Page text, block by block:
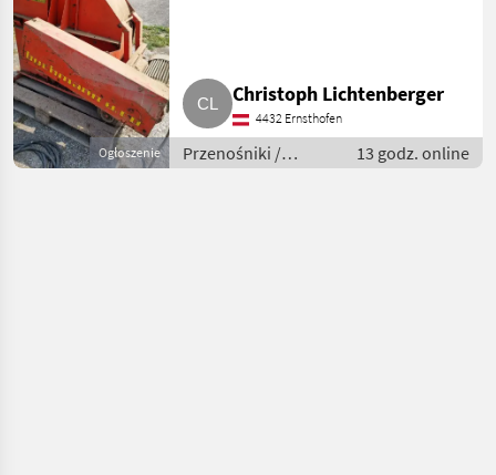
Ogłoszenie
Christoph Lichtenberger
4432 Ernsthofen
Przenośniki /
Przenośniki
13 godz. online